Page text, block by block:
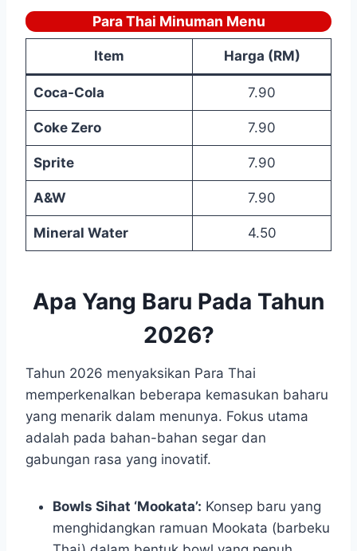
Para Thai Minuman Menu
Item Harga (RM)
Coca-Cola 7.90
Coke Zero 7.90
Sprite 7.90
A&W 7.90
Mineral Water 4.50
Apa Yang Baru Pada Tahun
2026?
Tahun 2026 menyaksikan Para Thai
memperkenalkan beberapa kemasukan baharu
yang menarik dalam menunya. Fokus utama
adalah pada bahan-bahan segar dan
gabungan rasa yang inovatif.
Bowls Sihat ‘Mookata’: Konsep baru yang
menghidangkan ramuan Mookata (barbeku